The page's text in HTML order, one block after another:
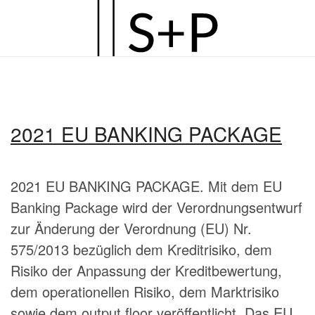
Hauptinhalt
2021 EU BANKING PACKAGE
2021 EU BANKING PACKAGE. Mit dem EU
Banking Package wird der Verordnungsentwurf
zur Änderung der Verordnung (EU) Nr.
575/2013 bezüglich dem Kreditrisiko, dem
Risiko der Anpassung der Kreditbewertung,
dem operationellen Risiko, dem Marktrisiko